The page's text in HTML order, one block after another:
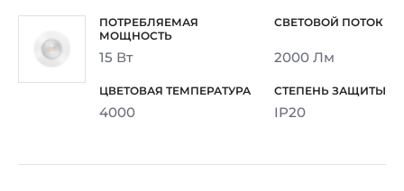
15 Вт 2000 Лм
4000 IP20